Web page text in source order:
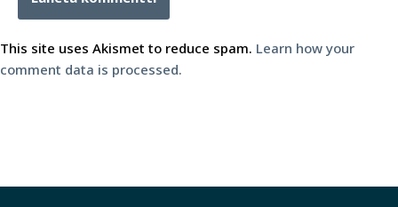
This site uses Akismet to reduce spam. Learn how your
comment data is processed.